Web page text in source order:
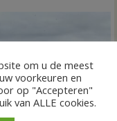
om u de meest
voorkeuren en
op "Accepteren"
van ALLE cookies.